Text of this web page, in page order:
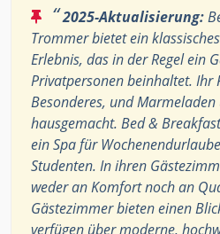
“2025-Aktualisierung:
Trommer bietet ein
Erlebnis, das in der Regel ein
Privatpersonen beinhaltet. Ihr
Besonderes, und
hausgemacht. Bed &
ein Spa für
Studenten. In ihren
weder an Komfort noch an
Gästezimmer bieten einen
verfügen über moderne,